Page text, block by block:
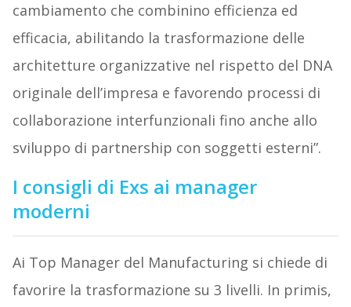
cambiamento che combinino efficienza ed
efficacia, abilitando la trasformazione delle
architetture organizzative nel rispetto del DNA
originale dell’impresa e favorendo processi di
collaborazione interfunzionali fino anche allo
sviluppo di partnership con soggetti esterni”.
I consigli di Exs ai manager
moderni
Ai Top Manager del Manufacturing si chiede di
favorire la trasformazione su 3 livelli. In primis,